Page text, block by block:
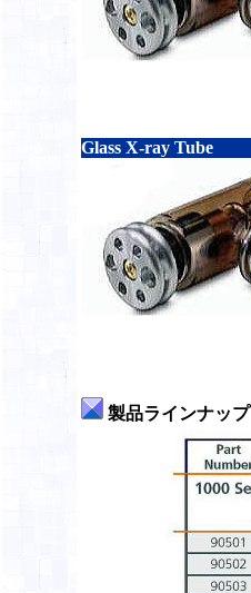
Glass X-ray Tube
製品ラインナップ